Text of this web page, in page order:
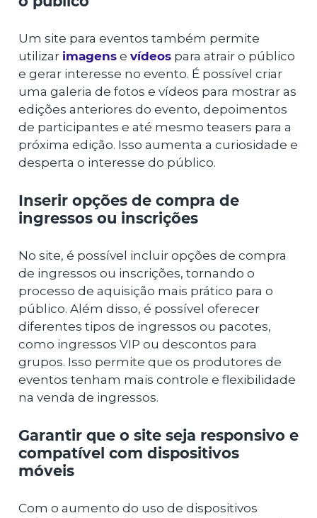
Um site para eventos também permite
utilizar imagens e vídeos para atrair o público
e gerar interesse no evento. É possível criar
uma galeria de fotos e vídeos para mostrar as
edições anteriores do evento, depoimentos
de participantes e até mesmo teasers para a
próxima edição. Isso aumenta a curiosidade e
desperta o interesse do público.
Inserir opções de compra de
ingressos ou inscrições
No site, é possível incluir opções de compra
de ingressos ou inscrições, tornando o
processo de aquisição mais prático para o
público. Além disso, é possível oferecer
diferentes tipos de ingressos ou pacotes,
como ingressos VIP ou descontos para
grupos. Isso permite que os produtores de
eventos tenham mais controle e flexibilidade
na venda de ingressos.
Garantir que o site seja responsivo e
compatível com dispositivos
móveis
Com o aumento do uso de dispositivos